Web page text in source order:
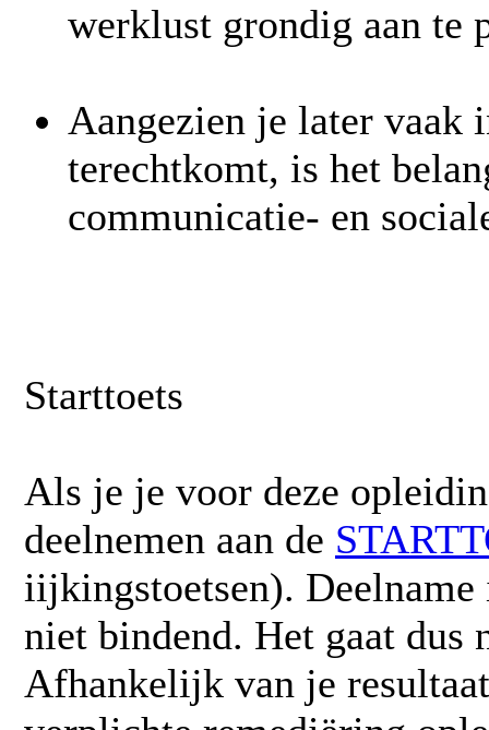
werklust grondig aan te
Aangezien je later vaak
terechtkomt, is het
communicatie- en
Starttoets
Als je je voor deze
deelnemen aan de
iijkingstoetsen).
niet bindend. Het gaat dus
Afhankelijk van je